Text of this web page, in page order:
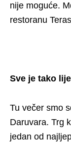
nije moguće.
restoranu
Sve je tako
Tu večer smo
Daruvara. Trg
jedan od